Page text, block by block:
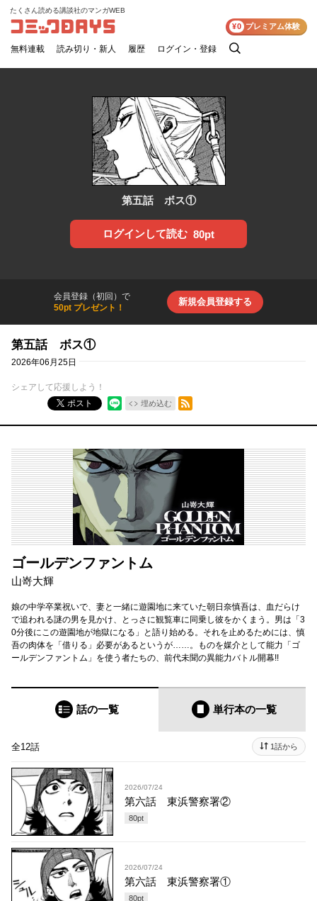
コミックDAYS
たくさん読める講談社のマンガWEB
無料連載 読み切り・新人 履歴 ログイン・登録
検
¥0 プレミアム体験
第五話 ボス①
ログインして読む 80pt
会員登録（初回）で
50pt プレゼント！
新規会員登録する
第五話 ボス①
2026年06月25日
シェアして応援しよう！
ポスト
埋め込む
RSSフィード
ゴールデンファントム
山嵜大輝
娘の中学卒業祝いで、妻と一緒に遊園地に来ていた朝日奈慎吾は、血だらけ
で追われる謎の男を見かけ、とっさに観覧車に同乗し彼をかくまう。男は「3
0分後にこの遊園地が地獄になる」と語り始める。それを止めるためには、慎
吾の肉体を「借りる」必要があるというが……。ものを媒介として能力「ゴ
ールデンファントム」を使う者たちの、前代未聞の異能力バトル開幕!!
話の一覧 単行本の一覧
全12話 1話から
2026/07/24
第六話 東浜警察署②
80pt
2026/07/24
第六話 東浜警察署①
80pt